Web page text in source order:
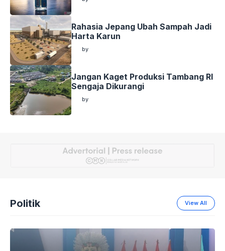
Rahasia Jepang Ubah Sampah Jadi
Harta Karun
by
Jangan Kaget Produksi Tambang RI
Sengaja Dikurangi
by
Politik View All